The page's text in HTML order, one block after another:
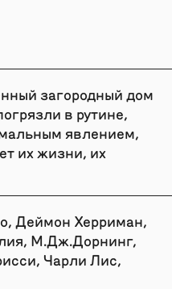
загородный дом
в рутине,
явлением,
их жизни, их
Деймон Херриман,
М.Дж.Дорнинг,
Чарли Лис,